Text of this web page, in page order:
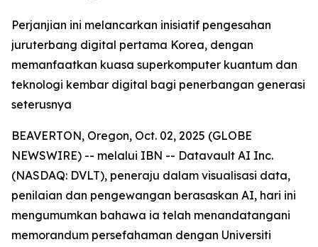
Perjanjian ini melancarkan inisiatif pengesahan
juruterbang digital pertama Korea, dengan
memanfaatkan kuasa superkomputer kuantum dan
teknologi kembar digital bagi penerbangan generasi
seterusnya
BEAVERTON, Oregon, Oct. 02, 2025 (GLOBE
NEWSWIRE) -- melalui IBN -- Datavault AI Inc.
(NASDAQ: DVLT), peneraju dalam visualisasi data,
penilaian dan pengewangan berasaskan AI, hari ini
mengumumkan bahawa ia telah menandatangani
memorandum persefahaman dengan Universiti